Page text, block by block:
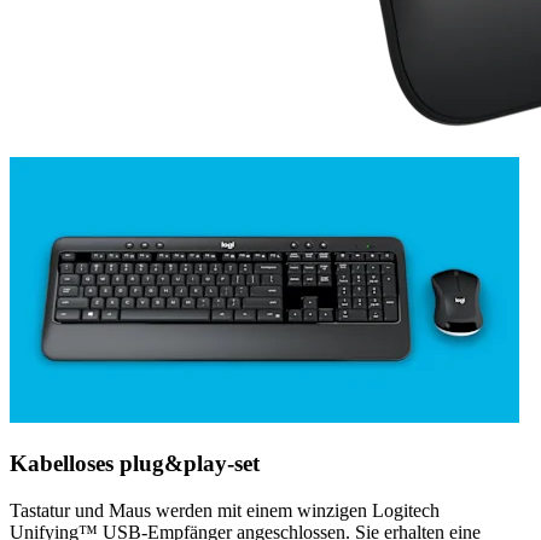
Kabelloses plug&play-set
Tastatur und Maus werden mit einem winzigen Logitech
Unifying™ USB-Empfänger angeschlossen. Sie erhalten eine